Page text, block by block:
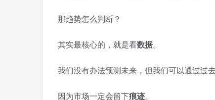
那趋势怎么判断？
其实最核心的，就是看数据。
我们没有办法预测未来，但我们可以通过过
因为市场一定会留下痕迹。